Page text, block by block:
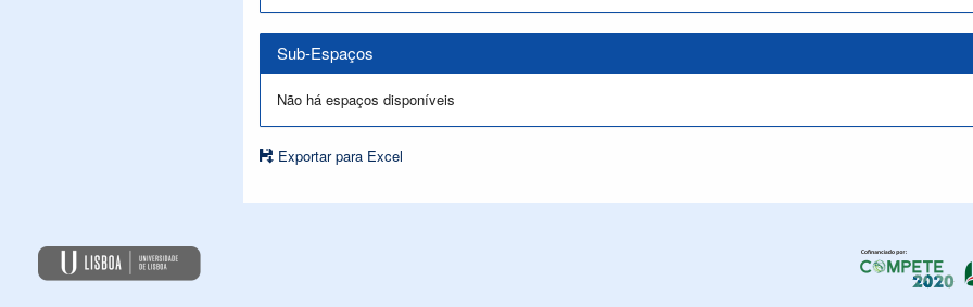
Sub-Espaços
Não há espaços disponíveis
Exportar para Excel